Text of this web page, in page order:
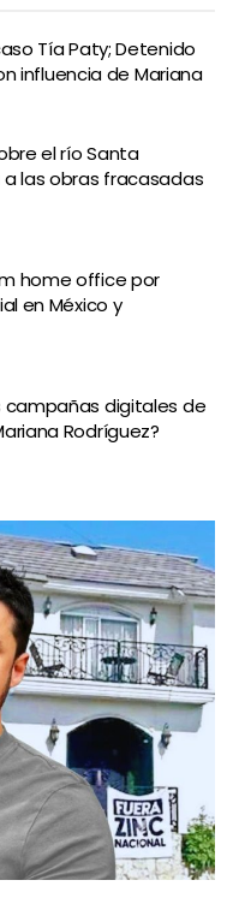
Tía Paty; Detenido
influencia de Mariana
el río Santa
las obras fracasadas
home office por
en México y
campañas digitales de
Rodríguez?